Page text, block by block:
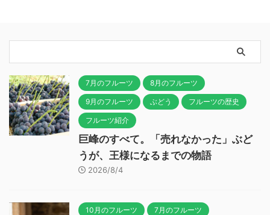
7月のフルーツ 8月のフルーツ
9月のフルーツ ぶどう フルーツの歴史
フルーツ紹介
巨峰のすべて。「売れなかった」ぶど
うが、王様になるまでの物語
2026/8/4
10月のフルーツ 7月のフルーツ